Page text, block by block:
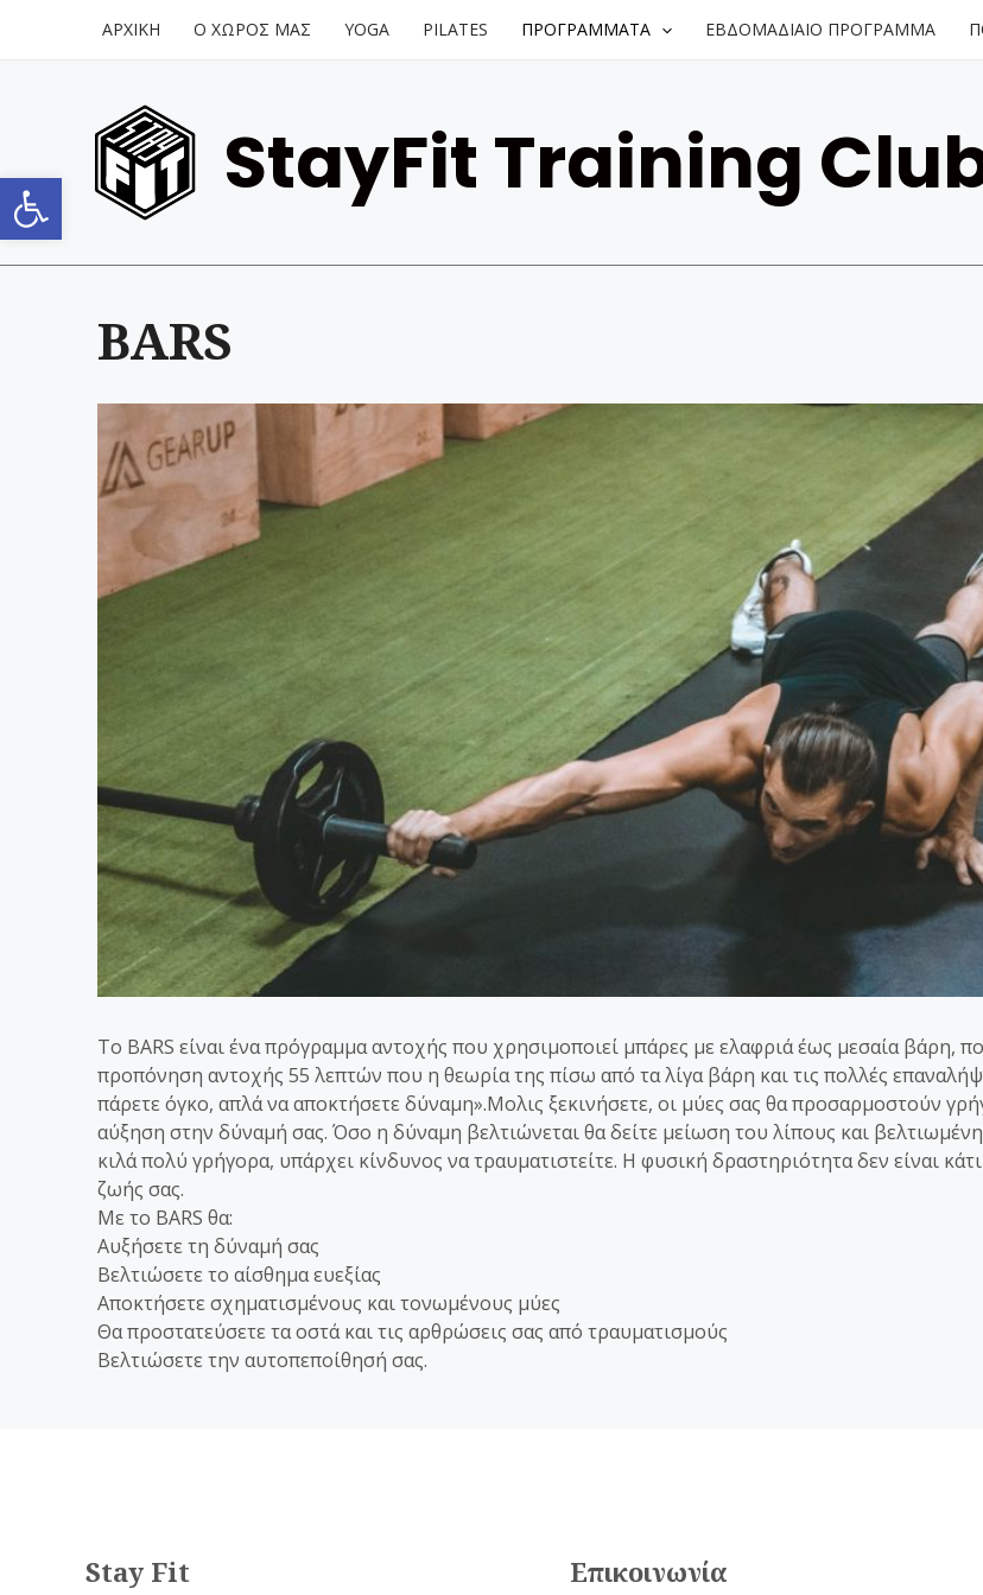
Open toolbar
ΑΡΧΙΚΗ Ο ΧΩΡΟΣ ΜΑΣ YOGA PILATES ΠΡΟΓΡΑΜΜΑΤΑ ΕΒΔΟΜΑΔΙΑΙΟ ΠΡΟΓΡΑΜΜΑ
StayFit Training
BARS
Το BARS είναι ένα πρόγραμμα αντοχής που χρησιμοποιεί μπάρες με ελαφριά έως μεσαία βάρη,
προπόνηση αντοχής 55 λεπτών που η θεωρία της πίσω από τα λίγα βάρη και τις πολλές
πάρετε όγκο, απλά να αποκτήσετε δύναμη».Μολις ξεκινήσετε, οι μύες σας θα προσαρμοστούν
αύξηση στην δύναμή σας. Όσο η δύναμη βελτιώνεται θα δείτε μείωση του λίπους και
κιλά πολύ γρήγορα, υπάρχει κίνδυνος να τραυματιστείτε. Η φυσική δραστηριότητα δεν είναι
ζωής σας.
Με το BARS θα:
Αυξήσετε τη δύναμή σας
Βελτιώσετε το αίσθημα ευεξίας
Αποκτήσετε σχηματισμένους και τονωμένους μύες
Θα προστατεύσετε τα οστά και τις αρθρώσεις σας από τραυματισμούς
Βελτιώσετε την αυτοπεποίθησή σας.
Stay Fit Επικοινωνία